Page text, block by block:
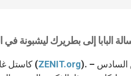
البابا إلى بطريرك ليشبونة
كاستل غاندولفو، الأربعاء 17 أغسطس 2011 (ZENIT.org). – إذاعة الفاتيكان – وجه البابا بندكتس السادس